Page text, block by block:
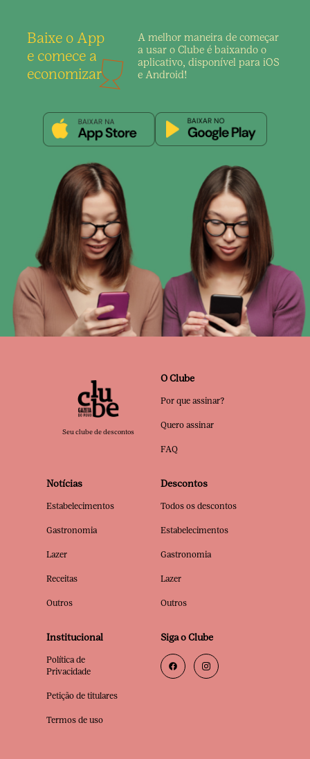
Baixe o App
e comece a
economizar
A melhor maneira de começar
a usar o Clube é baixando o
aplicativo, disponível para iOS
e Android!
Seu clube de descontos
O Clube
Por que assinar?
Quero assinar
FAQ
Notícias
Estabelecimentos
Gastronomia
Lazer
Receitas
Outros
Descontos
Todos os descontos
Estabelecimentos
Gastronomia
Lazer
Outros
Institucional
Política de
Privacidade
Petição de titulares
Termos de uso
Siga o Clube